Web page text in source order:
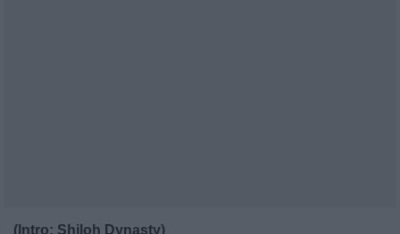
(Intro: Shiloh Dynasty)